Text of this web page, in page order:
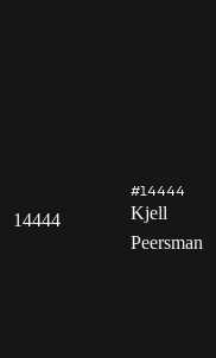
14444
#14444
Kjell
Peersman